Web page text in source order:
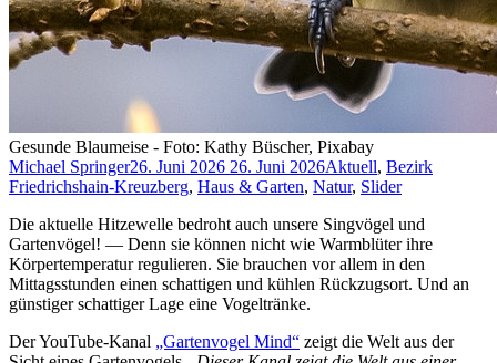
Gesunde Blaumeise - Foto: Kathy Büscher, Pixabay
Michael Springer26. Juni 2026 26. Juni 2026Aktuell, Bezirk
Friedrichshain-Kreuzberg, Haus & Garten, Natur, Slider
Die aktuelle Hitzewelle bedroht auch unsere Singvögel und
Gartenvögel! — Denn sie können nicht wie Warmblüter ihre
Körpertemperatur regulieren. Sie brauchen vor allem in den
Mittagsstunden einen schattigen und kühlen Rückzugsort. Und an
günstiger schattiger Lage eine Vogeltränke.
Der YouTube-Kanal „Gartenvogel Mind“ zeigt die Welt aus der